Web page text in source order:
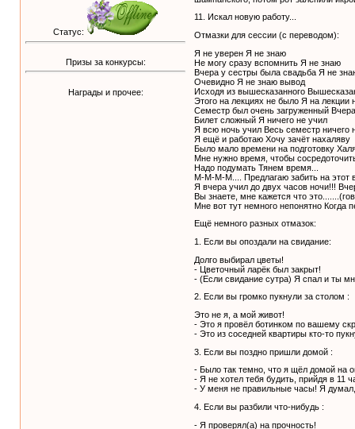
Статус:
Призы за конкурсы:
Награды и прочее:
11. Искал новую работу...
Отмазки для сессии (с переводом):
Я не уверен Я не знаю
Не могу сразу вспомнить Я не знаю
Вчера у сестры была свадьба Я не
Очевидно Я не знаю вывод
Исходя из вышесказанного
Этого на лекциях не было Я на лекции
Семестр был очень загруженный
Билет сложный Я ничего не учил
Я всю ночь учил Весь семестр ничего
Я ещё и работаю Хочу зачёт нахаляву
Было мало времени на подготовку
Мне нужно время, чтобы
Надо подумать Тянем время...
М-М-М-М.... Предлагаю забить на этот
Я вчера учил до двух часов ночи!!!
Вы знаете, мне кажется что
Мне вот тут немного непонятно Когда
Ещё немного разных отмазок:
1. Если вы опоздали на свидание:
Долго выбирал цветы!
- Цветочный ларёк был закрыт!
- (Если свидание сутра) Я спал и ты
2. Если вы громко пукнули за столом :
Это не я, а мой живот!
- Это я провёл ботинком по вашему
- Это из соседней квартиры кто-то
3. Если вы поздно пришли домой :
- Было так темно, что я щёл домой на
- Я не хотел тебя будить, прийдя в 11
- У меня не правильные часы! Я
4. Если вы разбили что-нибудь :
- Я проверял(а) на прочность!